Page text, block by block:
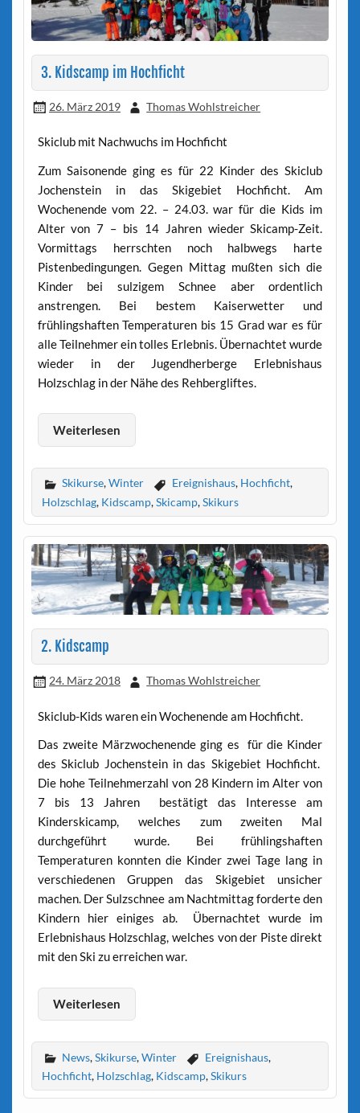
3. Kidscamp im Hochficht
26. März 2019 Thomas Wohlstreicher
Skiclub mit Nachwuchs im Hochficht
Zum Saisonende ging es für 22 Kinder des Skiclub
Jochenstein in das Skigebiet Hochficht. Am
Wochenende vom 22. – 24.03. war für die Kids im
Alter von 7 – bis 14 Jahren wieder Skicamp-Zeit.
Vormittags herrschten noch halbwegs harte
Pistenbedingungen. Gegen Mittag mußten sich die
Kinder bei sulzigem Schnee aber ordentlich
anstrengen. Bei bestem Kaiserwetter und
frühlingshaften Temperaturen bis 15 Grad war es für
alle Teilnehmer ein tolles Erlebnis. Übernachtet wurde
wieder in der Jugendherberge Erlebnishaus
Holzschlag in der Nähe des Rehbergliftes.
Weiterlesen
Skikurse,Winter Ereignishaus, Hochficht,
Holzschlag, Kidscamp,Skicamp,Skikurs
2. Kidscamp
24. März 2018 Thomas Wohlstreicher
Skiclub-Kids waren ein Wochenende am Hochficht.
Das zweite Märzwochenende ging es für die Kinder
des Skiclub Jochenstein in das Skigebiet Hochficht.
Die hohe Teilnehmerzahl von 28 Kindern im Alter von
7 bis 13 Jahren bestätigt das Interesse am
Kinderskicamp, welches zum zweiten Mal
durchgeführt wurde. Bei frühlingshaften
Temperaturen konnten die Kinder zwei Tage lang in
verschiedenen Gruppen das Skigebiet unsicher
machen. Der Sulzschnee am Nachtmittag forderte den
Kindern hier einiges ab. Übernachtet wurde im
Erlebnishaus Holzschlag, welches von der Piste direkt
mit den Ski zu erreichen war.
Weiterlesen
News,Skikurse,Winter Ereignishaus,
Hochficht, Holzschlag, Kidscamp,Skikurs